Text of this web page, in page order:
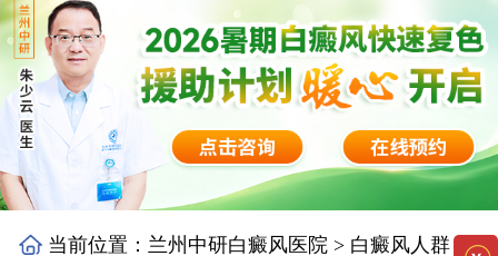
当前位置： 兰州中研白癜风医院 > 白癜风人群